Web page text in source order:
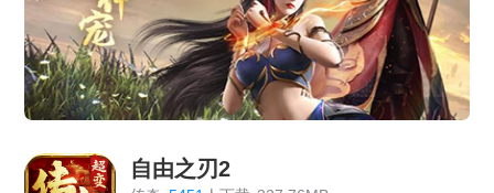
自由之刃2